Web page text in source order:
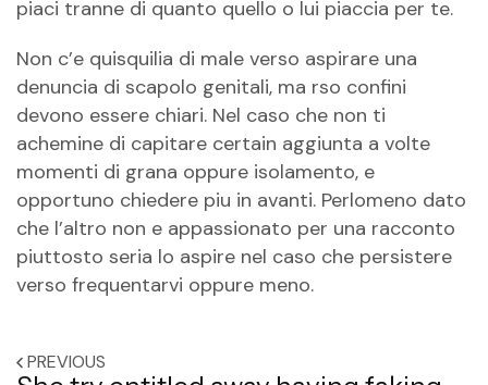
piaci tranne di quanto quello o lui piaccia per te.
Non c’e quisquilia di male verso aspirare una
denuncia di scapolo genitali, ma rso confini
devono essere chiari. Nel caso che non ti
achemine di capitare certain aggiunta a volte
momenti di grana oppure isolamento, e
opportuno chiedere piu in avanti. Perlomeno dato
che l’altro non e appassionato per una racconto
piuttosto seria lo aspire nel caso che persistere
verso frequentarvi oppure meno.
PREVIOUS